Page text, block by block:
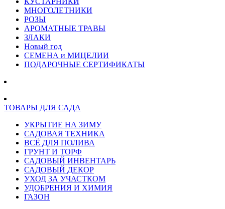
МНОГОЛЕТНИКИ
РОЗЫ
АРОМАТНЫЕ ТРАВЫ
ЗЛАКИ
Новый год
СЕМЕНА и МИЦЕЛИИ
ПОДАРОЧНЫЕ СЕРТИФИКАТЫ
ТОВАРЫ ДЛЯ САДА
УКРЫТИЕ НА ЗИМУ
САДОВАЯ ТЕХНИКА
ВСЁ ДЛЯ ПОЛИВА
ГРУНТ И ТОРФ
САДОВЫЙ ИНВЕНТАРЬ
САДОВЫЙ ДЕКОР
УХОД ЗА УЧАСТКОМ
УДОБРЕНИЯ И ХИМИЯ
ГАЗОН